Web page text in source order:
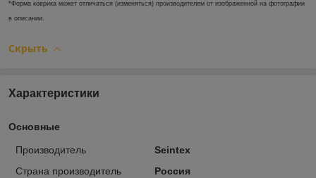
*Форма коврика может отличаться (изменяться) производителем от изображенной на фотографии
в описании.
Скрыть
Характеристики
Основные
Производитель
Seintex
Страна производитель
Россия